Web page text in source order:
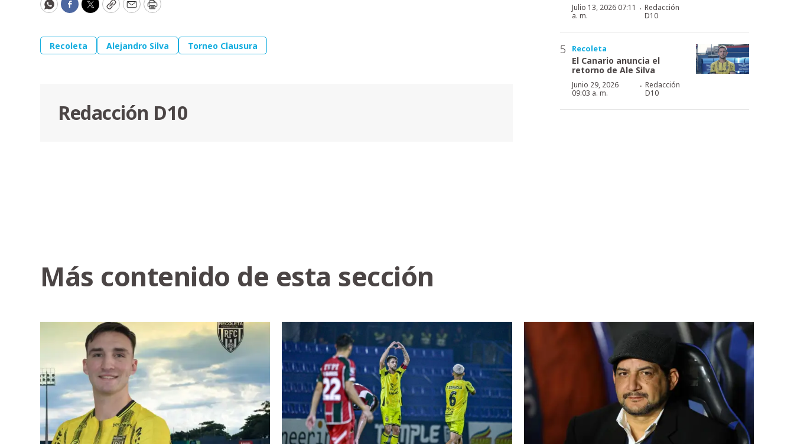
WhatsApp
Facebook
Twitter
CopyEmailPrint
Recoleta Alejandro Silva Torneo Clausura
Redacción D10
Julio 13, 2026 07:11
a. m.
·Redacción
D10
Recoleta
El Canario anuncia el
retorno de Ale Silva
Junio 29, 2026
09:03 a. m.
·Redacción
D10
Más contenido de esta sección